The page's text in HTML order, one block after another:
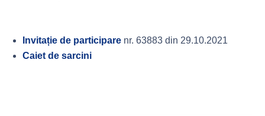
Invitație de participare nr. 63883 din 29.10.2021
Caiet de sarcini